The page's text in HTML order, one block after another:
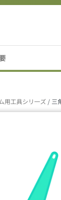
用工具シリ一ズ/ 三